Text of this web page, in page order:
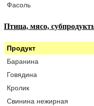
Фасоль
Птица, мясо,
Продукт
Баранина
Говядина
Кролик
Свинина нежирная